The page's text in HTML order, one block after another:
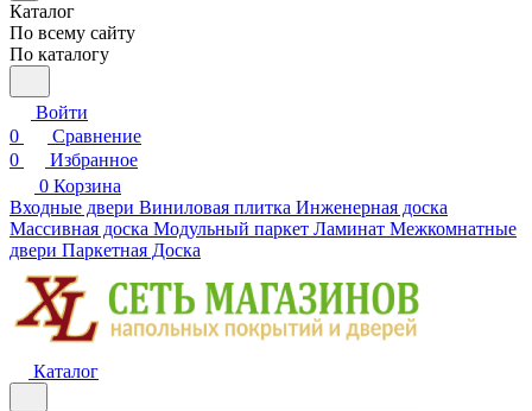
Каталог
По всему сайту
По каталогу
Войти
0
Сравнение
0
Избранное
0 Корзина
Входные двери Виниловая плитка Инженерная доска
Массивная доска Модульный паркет Ламинат Межкомнатные
двери Паркетная Доска
Каталог